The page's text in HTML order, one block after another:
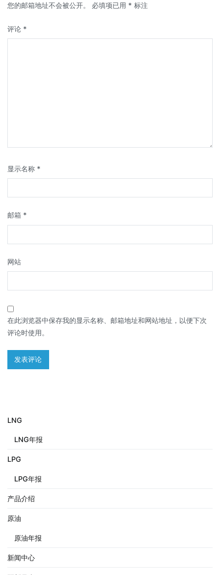
您的邮箱地址不会被公开。 必填项已用 * 标注
评论 *
显示名称 *
邮箱 *
网站
在此浏览器中保存我的显示名称、邮箱地址和网站地址，以便下次
评论时使用。
LNG
LNG年报
LPG
LPG年报
产品介绍
原油
原油年报
新闻中心